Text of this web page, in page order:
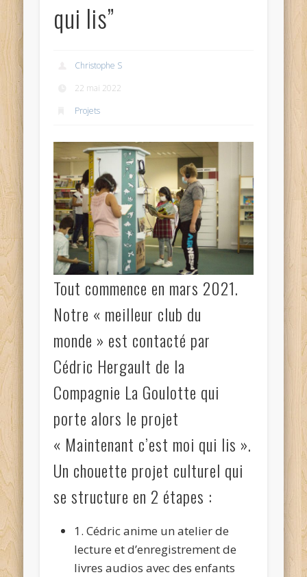
qui lis”
Christophe S
22 mai 2022
Projets
Tout commence en mars 2021.
Notre « meilleur club du
monde » est contacté par
Cédric Hergault de la
Compagnie La Goulotte qui
porte alors le projet
« Maintenant c’est moi qui lis ».
Un chouette projet culturel qui
se structure en 2 étapes :
1. Cédric anime un atelier de
lecture et d’enregistrement de
livres audios avec des enfants